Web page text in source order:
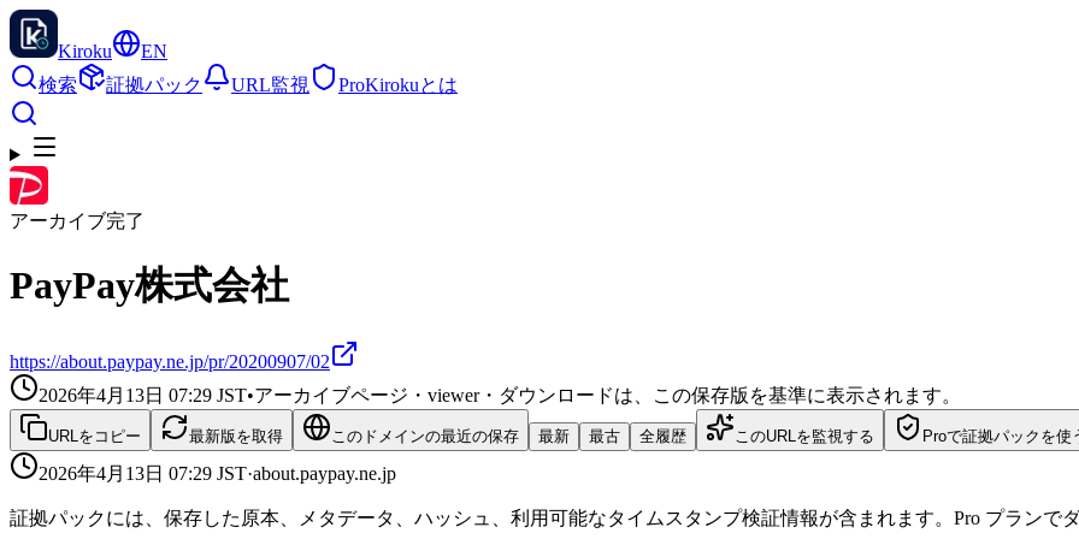
Kiroku
EN
検索
証拠パック URL監視 ProKirokuとは
アーカイブ完了
PayPay株式会社
https://about.paypay.ne.jp/pr/20200907/02
2026年4月13日 07:29 JST•アーカイブページ・viewer・ダウンロードは、この保存版を基準に表示されます。
URLをコピー 最新版を取得 このドメインの最近の保存 最新 最古 全履歴 このURLを監視する Proで証拠パックを使
2026年4月13日 07:29 JST·about.paypay.ne.jp
証拠パックには、保存した原本、メタデータ、ハッシュ、利用可能なタイムスタンプ検証情報が含まれます。Pro プランで